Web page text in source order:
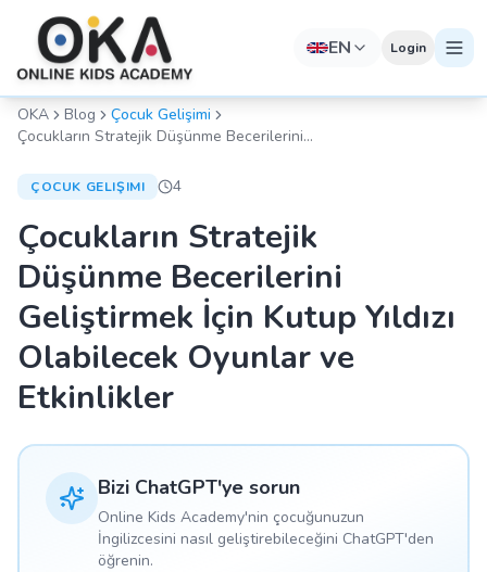
EN Login
OKA Blog
Çocuk Gelişimi
Çocukların Stratejik Düşünme Becerilerini
Oyunlar ve Etkinlikler
ÇOCUK GELIŞIMI 4
Çocukların Stratejik
Düşünme Becerilerini
Geliştirmek İçin Kutup Yıldızı
Olabilecek Oyunlar ve
Etkinlikler
Bizi ChatGPT'ye sorun
Online Kids Academy'nin çocuğunuzun
İngilizcesini nasıl geliştirebileceğini ChatGPT'den
öğrenin.